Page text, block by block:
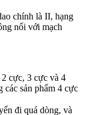
chính là II, hạng
nối với mạch
2 cực, 3 cực và 4
sản phẩm 4 cực
đi quá dòng, và